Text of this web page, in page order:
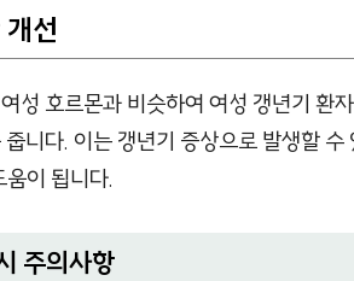
선
성 호르몬과 비슷하여 여성 갱년기 환
니다. 이는 갱년기 증상으로 발생할
이 됩니다.
주의사항